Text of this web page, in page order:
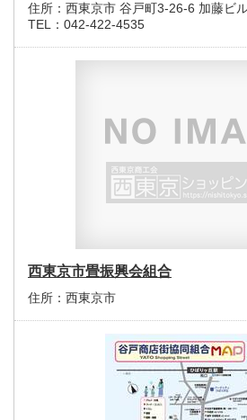
住所： 西東京市 谷戸町3-26-6 加藤ビ
TEL： 042-422-4535
西東京市畳振興会組合
住所： 西東京市